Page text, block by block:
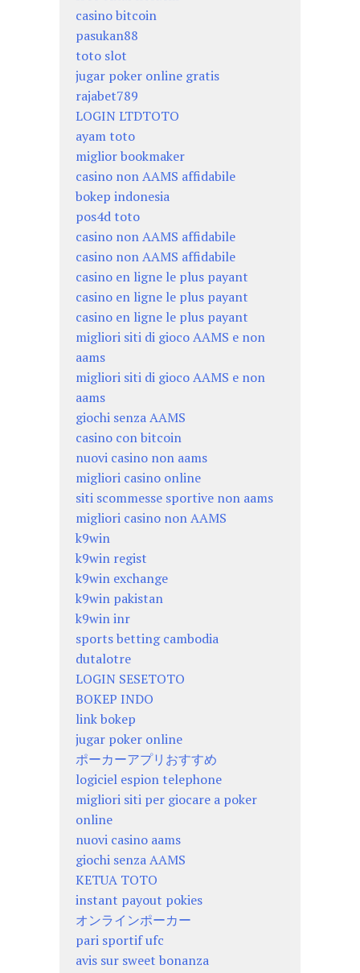
casino bitcoin
pasukan88
toto slot
jugar poker online gratis
rajabet789
LOGIN LTDTOTO
ayam toto
miglior bookmaker
casino non AAMS affidabile
bokep indonesia
pos4d toto
casino non AAMS affidabile
casino non AAMS affidabile
casino en ligne le plus payant
casino en ligne le plus payant
casino en ligne le plus payant
migliori siti di gioco AAMS e non
aams
migliori siti di gioco AAMS e non
aams
giochi senza AAMS
casino con bitcoin
nuovi casino non aams
migliori casino online
siti scommesse sportive non aams
migliori casino non AAMS
k9win
k9win regist
k9win exchange
k9win pakistan
k9win inr
sports betting cambodia
dutalotre
LOGIN SESETOTO
BOKEP INDO
link bokep
jugar poker online
ポーカーアプリおすすめ
logiciel espion telephone
migliori siti per giocare a poker
online
nuovi casino aams
giochi senza AAMS
KETUA TOTO
instant payout pokies
オンラインポーカー
pari sportif ufc
avis sur sweet bonanza